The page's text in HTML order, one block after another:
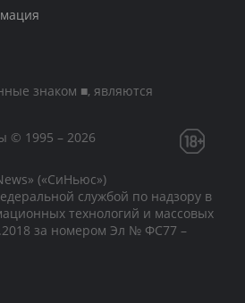
знаком ■, являются
© 1995 – 2026
(«СиНьюс»)
службой по надзору в
технологий и массовых
за номером Эл № ФС77 –